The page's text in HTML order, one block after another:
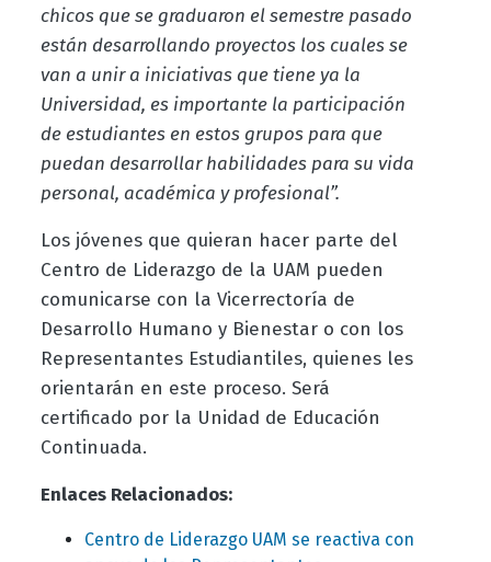
chicos que se graduaron el semestre pasado
están desarrollando proyectos los cuales se
van a unir a iniciativas que tiene ya la
Universidad, es importante la participación
de estudiantes en estos grupos para que
puedan desarrollar habilidades para su vida
personal, académica y profesional”.
Los jóvenes que quieran hacer parte del
Centro de Liderazgo de la UAM pueden
comunicarse con la Vicerrectoría de
Desarrollo Humano y Bienestar o con los
Representantes Estudiantiles, quienes les
orientarán en este proceso. Será
certificado por la Unidad de Educación
Continuada.
Enlaces Relacionados:
Centro de Liderazgo UAM se reactiva con